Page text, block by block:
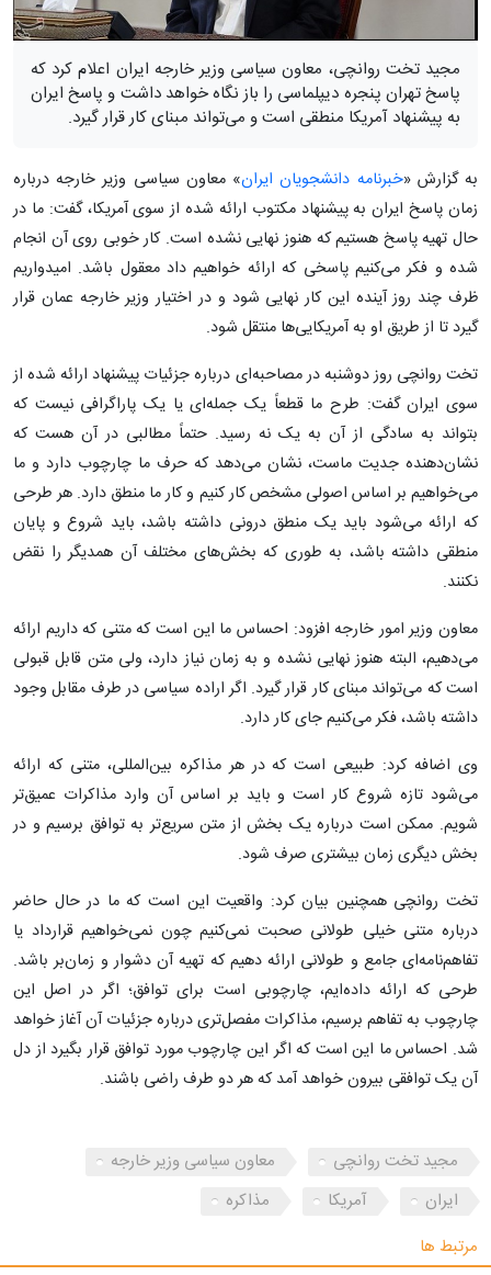
مجید تخت روانچی، معاون سیاسی وزیر خارجه ایران اعلام کرد که
پاسخ تهران پنجره دیپلماسی را باز نگاه خواهد داشت و پاسخ ایران
به پیشنهاد آمریکا منطقی است و می‌تواند مبنای کار قرار گیرد.
به گزارش «خبرنامه دانشجویان ایران» معاون سیاسی وزیر خارجه درباره
زمان پاسخ ایران به پیشنهاد مکتوب ارائه شده از سوی آمریکا، گفت: ما در
حال تهیه پاسخ هستیم که هنوز نهایی نشده است. کار خوبی روی آن انجام
شده و فکر می‌کنیم پاسخی که ارائه خواهیم داد معقول باشد. امیدواریم
ظرف چند روز آینده این کار نهایی شود و در اختیار وزیر خارجه عمان قرار
گیرد تا از طریق او به آمریکایی‌ها منتقل شود.
تخت روانچی روز دوشنبه در مصاحبه‌ای درباره جزئیات پیشنهاد ارائه شده از
سوی ایران گفت: طرح ما قطعاً یک جمله‌ای یا یک پاراگرافی نیست که
بتواند به سادگی از آن به یک نه رسید. حتماً مطالبی در آن هست که
نشان‌دهنده جدیت ماست، نشان می‌دهد که حرف ما چارچوب دارد و ما
می‌خواهیم بر اساس اصولی مشخص کار کنیم و کار ما منطق دارد. هر طرحی
که ارائه می‌شود باید یک منطق درونی داشته باشد، باید شروع و پایان
منطقی داشته باشد، به طوری که بخش‌های مختلف آن همدیگر را نقض
نکنند.
معاون وزیر امور خارجه افزود: احساس ما این است که متنی که داریم ارائه
می‌دهیم، البته هنوز نهایی نشده و به زمان نیاز دارد، ولی متن قابل قبولی
است که می‌تواند مبنای کار قرار گیرد. اگر اراده سیاسی در طرف مقابل وجود
داشته باشد، فکر می‌کنیم جای کار دارد.
وی اضافه کرد: طبیعی است که در هر مذاکره بین‌المللی، متنی که ارائه
می‌شود تازه شروع کار است و باید بر اساس آن وارد مذاکرات عمیق‌تر
شویم. ممکن است درباره یک بخش از متن سریع‌تر به توافق برسیم و در
بخش دیگری زمان بیشتری صرف شود.
تخت روانچی همچنین بیان کرد: واقعیت این است که ما در حال حاضر
درباره متنی خیلی طولانی صحبت نمی‌کنیم چون نمی‌خواهیم قرارداد یا
تفاهم‌نامه‌ای جامع و طولانی ارائه دهیم که تهیه آن دشوار و زمان‌بر باشد.
طرحی که ارائه داده‌ایم، چارچوبی است برای توافق؛ اگر در اصل این
چارچوب به تفاهم برسیم، مذاکرات مفصل‌تری درباره جزئیات آن آغاز خواهد
شد. احساس ما این است که اگر این چارچوب مورد توافق قرار بگیرد از دل
آن یک توافقی بیرون خواهد آمد که هر دو طرف راضی باشند.
مجید تخت روانچی
معاون سیاسی وزیر خارجه
ایران
آمریکا
مذاکره
مرتبط ها